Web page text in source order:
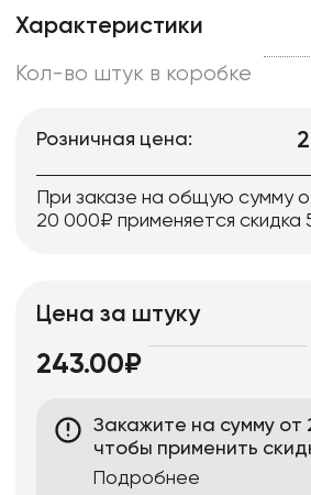
Характеристики
Кол-во штук в коробке
Розничная цена:
При заказе на общую сумму
20 000₽ применяется скидка
Цена за штуку
243.00₽
Закажите на сумму от
чтобы применить
Подробнее